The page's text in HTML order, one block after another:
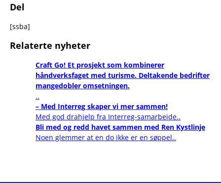
Del
[ssba]
Relaterte nyheter
Craft Go! Et prosjekt som kombinerer
håndverksfaget med turisme. Deltakende bedrifter
mangedobler omsetningen.
..
– Med Interreg skaper vi mer sammen!
Med god drahjelp fra Interreg-samarbeide..
Bli med og redd havet sammen med Ren Kystlinje
Noen glemmer at en do ikke er en søppel..